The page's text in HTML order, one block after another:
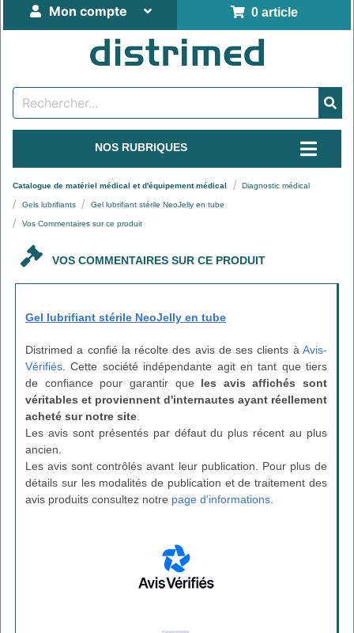
0 article
Mon compte
NOS RUBRIQUES
Catalogue de matériel médical et d'équipement médical Diagnostic médical
Gels lubrifiants Gel lubrifiant stérile NeoJelly en tube
Vos Commentaires sur ce produit
VOS COMMENTAIRES SUR CE PRODUIT
Gel lubrifiant stérile NeoJelly en tube
Distrimed a confié la récolte des avis de ses clients à Avis-
Vérifiés . Cette société indépendante agit en tant que tiers
de confiance pour garantir que les avis affichés sont
véritables et proviennent d'internautes ayant réellement
acheté sur notre site
Les avis sont présentés par défaut du plus récent au plus
ancien.
Les avis sont contrôlés avant leur publication. Pour plus de
détails sur les modalités de publication et de traitement des
avis produits consultez notre page d'informations